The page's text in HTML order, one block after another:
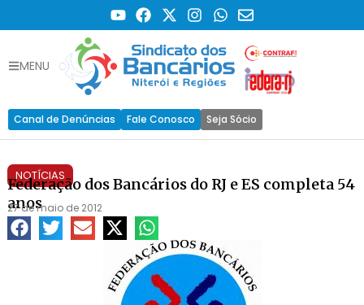
MENU
Canal de Denúncias Fale Conosco Seja Sócio
NOTÍCIAS
Federação dos Bancários do RJ e ES completa 54
anos
27 de maio de 2012